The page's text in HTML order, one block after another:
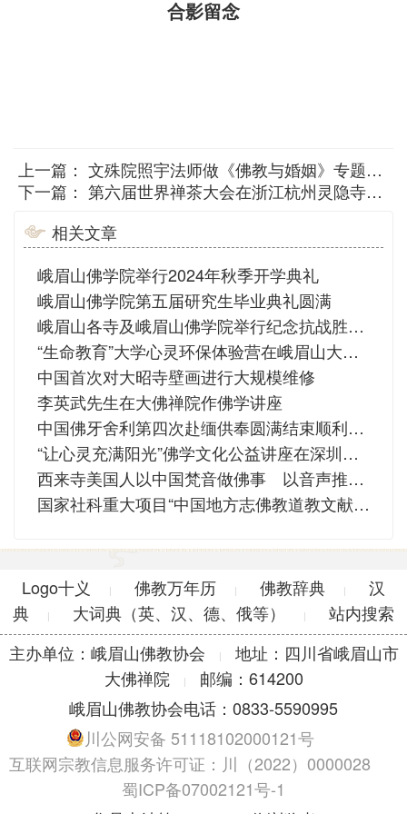
合影留念
上一篇： 文殊院照宇法师做《佛教与婚姻》专题讲座
下一篇： 第六届世界禅茶大会在浙江杭州灵隐寺举行
相关文章
峨眉山佛学院举行2024年秋季开学典礼
峨眉山佛学院第五届研究生毕业典礼圆满
峨眉山各寺及峨眉山佛学院举行纪念抗战胜利77周年祈祷世界和平活动
“生命教育”大学心灵环保体验营在峨眉山大佛禅院举行
中国首次对大昭寺壁画进行大规模维修
李英武先生在大佛禅院作佛学讲座
中国佛牙舍利第四次赴缅供奉圆满结束顺利回国
“让心灵充满阳光”佛学文化公益讲座在深圳隆重举行
西来寺美国人以中国梵音做佛事 以音声推动佛教本土化
国家社科重大项目“中国地方志佛教道教文献汇纂开题会议”在人大举行
Logo十义 | 佛教万年历 | 佛教辞典 |
汉
典
| 大词典（英、汉、德、俄等） |
站内搜索
主办单位：峨眉山佛教协会
|
地址：四川省峨眉山市
大佛禅院
|
邮编：614200
峨眉山佛教协会电话：0833-5590995
川公网安备 51118102000121号
互联网宗教信息服务许可证：川（2022）0000028
蜀ICP备07002121号-1